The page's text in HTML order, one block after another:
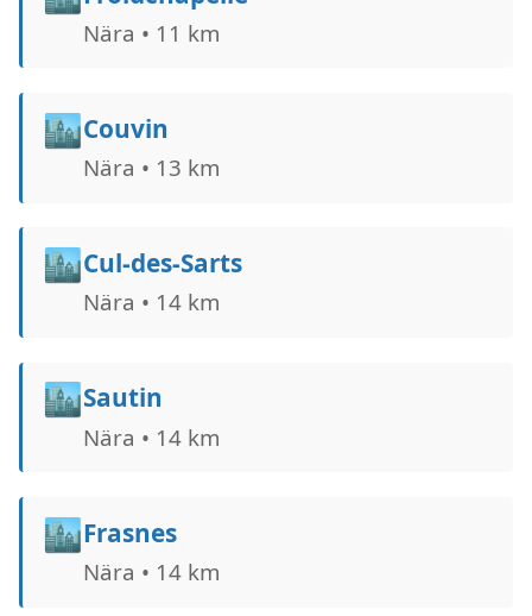
Nära • 11 km
🏙️Couvin
Nära • 13 km
🏙️Cul-des-Sarts
Nära • 14 km
🏙️Sautin
Nära • 14 km
🏙️Frasnes
Nära • 14 km